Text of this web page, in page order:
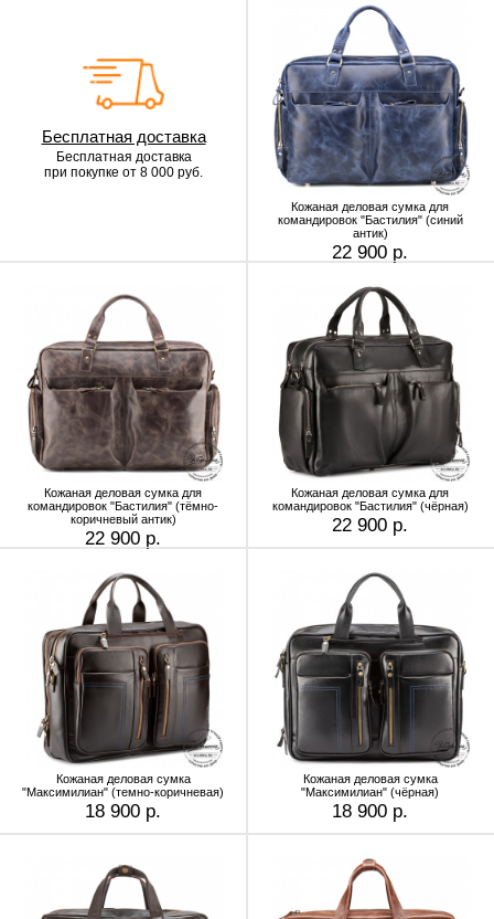
Бесплатная доставка
Бесплатная доставка
при покупке от 8 000 руб.
Кожаная деловая сумка для
командировок "Бастилия" (синий
антик)
22 900 р.
Кожаная деловая сумка для
командировок "Бастилия" (тёмно-
коричневый антик)
22 900 р.
Кожаная деловая сумка для
командировок "Бастилия" (чёрная)
22 900 р.
Кожаная деловая сумка
"Максимилиан" (темно-коричневая)
18 900 р.
Кожаная деловая сумка
"Максимилиан" (чёрная)
18 900 р.